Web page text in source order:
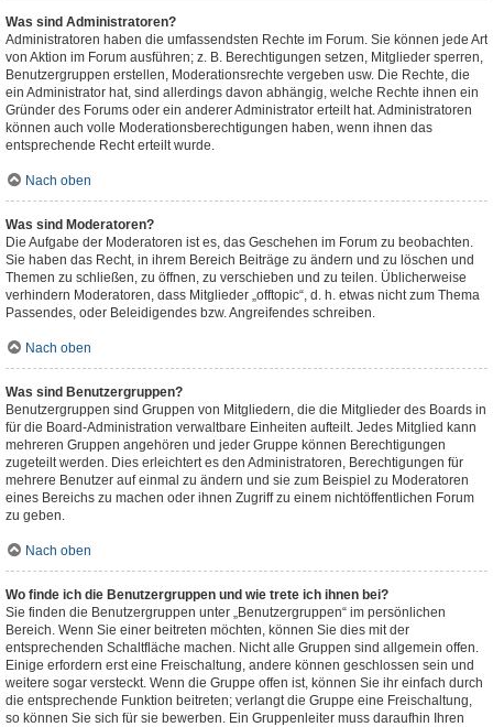
Was sind Administratoren?
Administratoren haben die umfassendsten Rechte im Forum. Sie können jede Art
von Aktion im Forum ausführen; z. B. Berechtigungen setzen, Mitglieder sperren,
Benutzergruppen erstellen, Moderationsrechte vergeben usw. Die Rechte, die
ein Administrator hat, sind allerdings davon abhängig, welche Rechte ihnen ein
Gründer des Forums oder ein anderer Administrator erteilt hat. Administratoren
können auch volle Moderationsberechtigungen haben, wenn ihnen das
entsprechende Recht erteilt wurde.
Nach oben
Was sind Moderatoren?
Die Aufgabe der Moderatoren ist es, das Geschehen im Forum zu beobachten.
Sie haben das Recht, in ihrem Bereich Beiträge zu ändern und zu löschen und
Themen zu schließen, zu öffnen, zu verschieben und zu teilen. Üblicherweise
verhindern Moderatoren, dass Mitglieder „offtopic“, d. h. etwas nicht zum Thema
Passendes, oder Beleidigendes bzw. Angreifendes schreiben.
Nach oben
Was sind Benutzergruppen?
Benutzergruppen sind Gruppen von Mitgliedern, die die Mitglieder des Boards in
für die Board-Administration verwaltbare Einheiten aufteilt. Jedes Mitglied kann
mehreren Gruppen angehören und jeder Gruppe können Berechtigungen
zugeteilt werden. Dies erleichtert es den Administratoren, Berechtigungen für
mehrere Benutzer auf einmal zu ändern und sie zum Beispiel zu Moderatoren
eines Bereichs zu machen oder ihnen Zugriff zu einem nichtöffentlichen Forum
zu geben.
Nach oben
Wo finde ich die Benutzergruppen und wie trete ich ihnen bei?
Sie finden die Benutzergruppen unter „Benutzergruppen“ im persönlichen
Bereich. Wenn Sie einer beitreten möchten, können Sie dies mit der
entsprechenden Schaltfläche machen. Nicht alle Gruppen sind allgemein offen.
Einige erfordern erst eine Freischaltung, andere können geschlossen sein und
weitere sogar versteckt. Wenn die Gruppe offen ist, können Sie ihr einfach durch
die entsprechende Funktion beitreten; verlangt die Gruppe eine Freischaltung,
so können Sie sich für sie bewerben. Ein Gruppenleiter muss daraufhin Ihren